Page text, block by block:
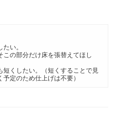
い。
この部分だけ床を張替えてほし
短くしたい。（短くすることで見
定のため仕上げは不要）